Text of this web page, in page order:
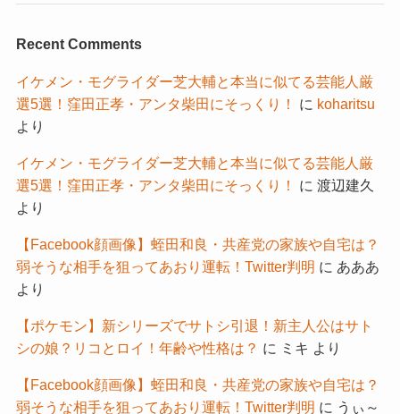
Recent Comments
イケメン・モグライダー芝大輔と本当に似てる芸能人厳
選5選！窪田正孝・アンタ柴田にそっくり！
に koharitsu
より
イケメン・モグライダー芝大輔と本当に似てる芸能人厳
選5選！窪田正孝・アンタ柴田にそっくり！
に 渡辺建久
より
【Facebook顔画像】蛭田和良・共産党の家族や自宅は？
弱そうな相手を狙ってあおり運転！Twitter判明 に あああ
より
【ポケモン】新シリーズでサトシ引退！新主人公はサト
シの娘？リコとロイ！年齢や性格は？ に ミキ より
【Facebook顔画像】蛭田和良・共産党の家族や自宅は？
弱そうな相手を狙ってあおり運転！Twitter判明 に うぃ～